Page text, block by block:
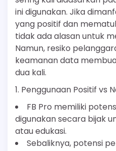
ini digunakan. Jika
yang positif dan
tidak ada alasan untuk
Namun, resiko
keamanan data
dua kali.
1. Penggunaan Positif vs
FB Pro memiliki
digunakan secara bijak
atau edukasi.
Sebaliknya, potensi